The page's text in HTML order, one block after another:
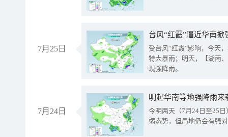
7月25日
台风“红霞”逼近华南
受台风“红霞”影响，今天
特大暴雨；明天，【湖南
现强降雨。
7月24日
明起华南等地强降雨
今明两天（7月24日至25
弱态势，但局地仍会有强